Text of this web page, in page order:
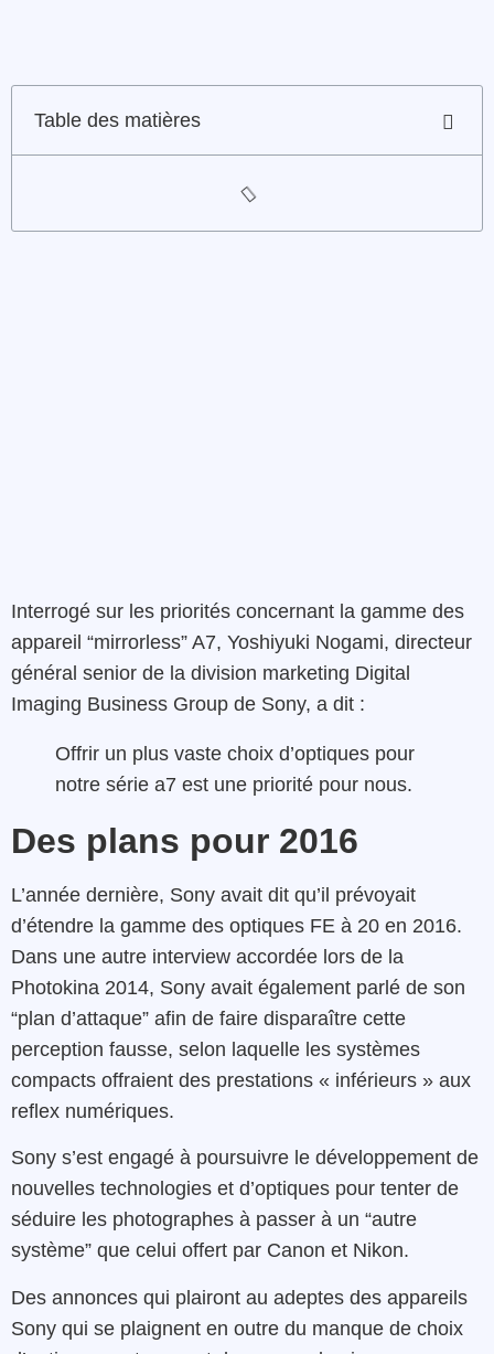
Table des matières
Interrogé sur les priorités concernant la gamme des
appareil “mirrorless” A7, Yoshiyuki Nogami, directeur
général senior de la division marketing Digital
Imaging Business Group de Sony, a dit :
Offrir un plus vaste choix d’optiques pour
notre série a7 est une priorité pour nous.
Des plans pour 2016
L’année dernière, Sony avait dit qu’il prévoyait
d’étendre la gamme des optiques FE à 20 en 2016.
Dans une autre interview accordée lors de la
Photokina 2014, Sony avait également parlé de son
“plan d’attaque” afin de faire disparaître cette
perception fausse, selon laquelle les systèmes
compacts offraient des prestations « inférieurs » aux
reflex numériques.
Sony s’est engagé à poursuivre le développement de
nouvelles technologies et d’optiques pour tenter de
séduire les photographes à passer à un “autre
système” que celui offert par Canon et Nikon.
Des annonces qui plairont au adeptes des appareils
Sony qui se plaignent en outre du manque de choix